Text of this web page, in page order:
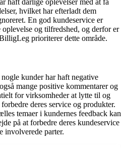
haft dårlige oplevelser med at få
hvilket har efterladt dem
En god kundeservice er
og tilfredshed, og derfor er
prioriterer dette område.
kunder har haft negative
mange positive kommentarer og
for virksomheder at lytte til og
deres service og produkter.
temaer i kundernes feedback kan
på at forbedre deres kundeservice
involverede parter.